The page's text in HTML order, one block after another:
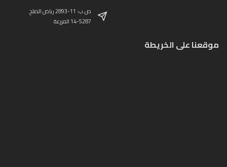
ص.ب: 11-2893 رياض الصلح
14-5287 المزرعة
موقعنا على الخريطة